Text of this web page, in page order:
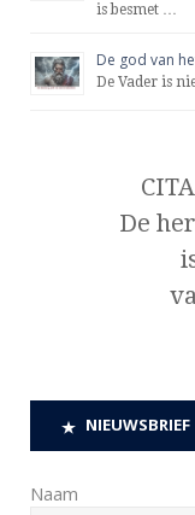
is besmet …
De god van
De Vader is
De
NIEUWSBRIEF
Naam